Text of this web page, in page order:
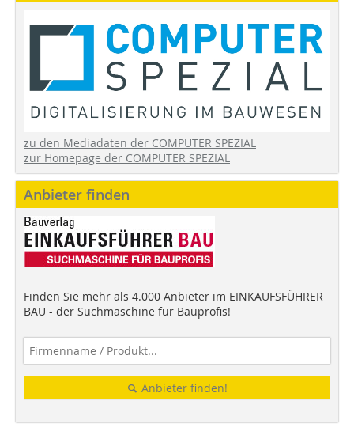
zu den Mediadaten der COMPUTER SPEZIAL
zur Homepage der COMPUTER SPEZIAL
Anbieter finden
Finden Sie mehr als 4.000 Anbieter im EINKAUFSFÜHRER
BAU - der Suchmaschine für Bauprofis!
Anbieter finden!